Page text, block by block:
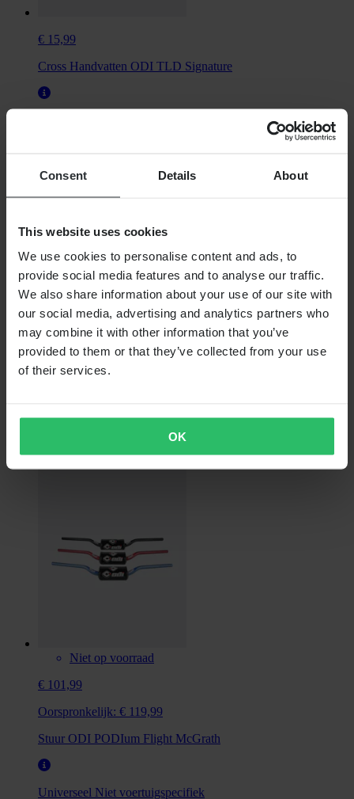
Consent Details About
This website uses cookies
We use cookies to personalise content and ads, to
provide social media features and to analyse our traffic.
We also share information about your use of our site with
our social media, advertising and analytics partners who
may combine it with other information that you’ve
provided to them or that they’ve collected from your use
of their services.
OK
€ 15,99
Cross Handvatten ODI TLD Signature
€ 70,99
Oorspronkelijk:
Niet op voorraad
€ 101,99
Oorspronkelijk: € 119,99
Stuur ODI PODIum Flight McGrath
Universeel Niet voertuigspecifiek